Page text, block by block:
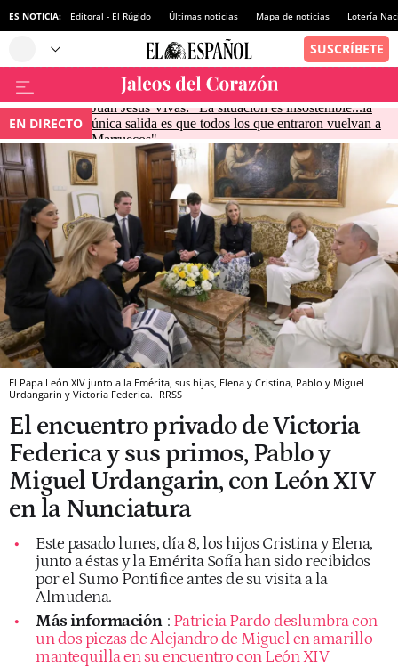
ES NOTICIA: Editoral - El Rúgido Últimas noticias Mapa de noticias Lotería
EN DIRECTO
Juan Jesús Vivas: "La situación es insostenible...la
única salida es que todos los que entraron vuelvan a
Marruecos"
El Papa León XIV junto a la Emérita, sus hijas, Elena y Cristina, Pablo y Miguel
Urdangarin y Victoria Federica. RRSS
El encuentro privado de Victoria
Federica y sus primos, Pablo y
Miguel Urdangarin, con León XIV
en la Nunciatura
Este pasado lunes, día 8, los hijos Cristina y Elena,
junto a éstas y la Emérita Sofía han sido recibidos
por el Sumo Pontífice antes de su visita a la
Almudena.
Más información : Patricia Pardo deslumbra con
un dos piezas de Alejandro de Miguel en amarillo
mantequilla en su encuentro con León XIV